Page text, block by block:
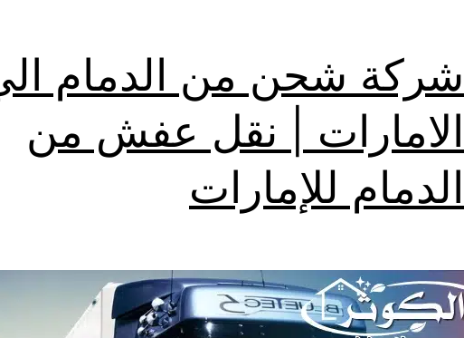
شركة شحن من الدمام
الامارات | نقل عفش من
الدمام للإمارات